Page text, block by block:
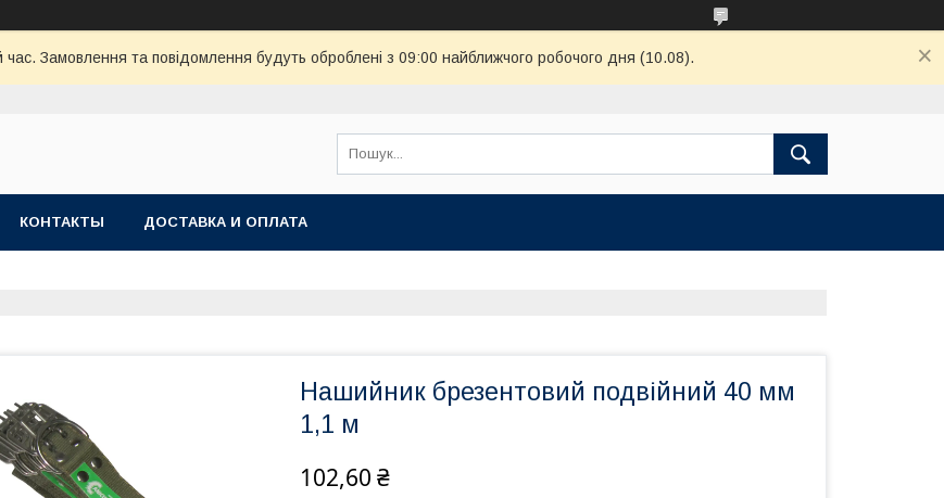
час. Замовлення та повідомлення будуть оброблені з 09:00 найближчого робочого дня (10.08).
КОНТАКТЫ ДОСТАВКА И ОПЛАТА
Нашийник брезентовий подвійний 40 мм
1,1 м
102,60 ₴